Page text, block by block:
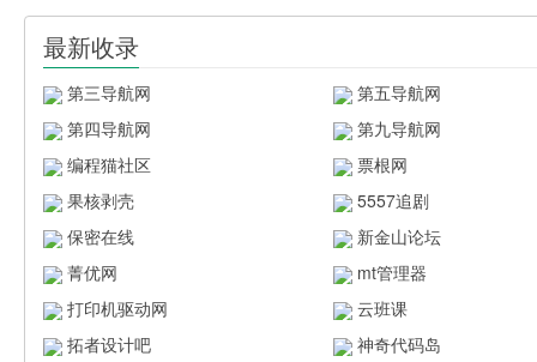
最新收录
第三导航网
第五导航网
第四导航网
第九导航网
编程猫社区
票根网
果核剥壳
5557追剧
保密在线
新金山论坛
菁优网
mt管理器
打印机驱动网
云班课
拓者设计吧
神奇代码岛